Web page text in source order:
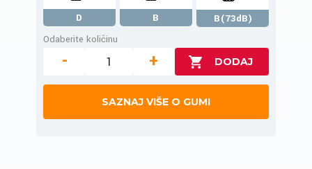
D B
B(73dB)
Odaberite količinu
- +
SAZNAJ VIŠE O GUMI